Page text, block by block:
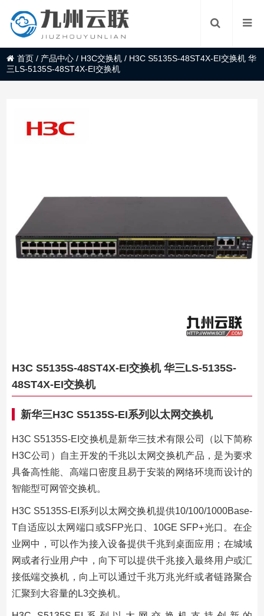
首页 / 产品中心 / H3C交换机 / H3C S5135S-48ST4X-EI交换机 华
三LS-5135S-48ST4X-EI交换机
H3C S5135S-48ST4X-EI交换机 华三LS-5135S-
48ST4X-EI交换机
新华三H3C S5135S-EI系列以太网交换机
H3C S5135S-EI交换机是新华三技术有限公司（以下简称
H3C公司）自主开发的千兆以太网交换机产品，是为要求
具备高性能、高端口密度且易于安装的网络环境而设计的
智能型可网管交换机。
H3C S5135S-EI系列以太网交换机提供10/100/1000Base-
T自适应以太网端口或SFP光口、10GE SFP+光口。在企
业网中，可以作为接入设备提供千兆到桌面应用；在城域
网或者行业用户中，向下可以提供千兆接入最终用户或汇
接低端交换机，向上可以通过千兆万兆光纤或者链路聚合
汇聚到大容量的L3交换机。